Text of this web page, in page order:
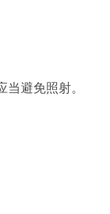
避免照射。